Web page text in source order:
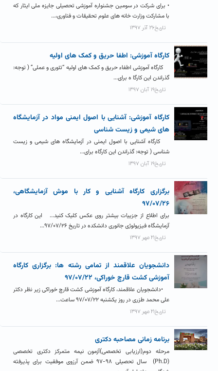
• برای شرکت در سومین جشنواره آموزشی تحصیلی جایزه ملی ایثار که
با مشارکت وزارت خانه های علوم تحقیقات و فناوری،...
تاریخ۲۶ آذر ۱۳۹۷
کارگاه آموزشی: اطفا حریق و کمک های اولیه
کارگاه آموزشی اطفاء حریق و کمک های اولیه “تئوری و عملی” ( توجه:
گذراندن این کارگا ه برای...
تاریخ۱۹ آبان ۱۳۹۷
کارگاه آموزشی: آشنایی با اصول ایمنی مواد در آزمایشگاه
های شیمی و زیست شناسی
کارگاه آشنایی با اصول ایمنی در آزمایشگاه های شیمی و زیست
شناسی ( توجه: گذراندن این کارگاه برای...
تاریخ۱۹ آبان ۱۳۹۷
برگزاری کارگاه آشنایی و کار با موش آزمایشگاهی،
۹۷/۰۷/۲۶
برای اطلاع از جزییات بیشتر روی عکس کلیک کنید... این کارگاه در
آزمایشگاه فیزیولوژی جانوری دانشکده در تاریخ ۹۷/۰۷/۲۶...
تاریخ۲۱ مهر ۱۳۹۷
دانشجویان علاقمند از تمامی رشته ها: برگزاری کارگاه
آموزشی کشت قارچ خوراکی، ۹۷/۰۷/۲۲
•دانشجویان علاقمند، کارگاه آموزشی کشت قارچ خوراکی زیر نظر دکتر
علی محمد طزری در روز یکشنبه ۹۷/۰۷/۲۲ ساعت...
تاریخ۲۱ مهر ۱۳۹۷
برنامه زمانی مصاحبه دکتری
مرحله دوم(ارزیابی تخصصی)آزمون نیمه متمرکز دکتری تخصصی
(Ph.D) سال تحصیلی ۹۸-۹۷ ضمن آرزوی موفقیت برای پذیرفته